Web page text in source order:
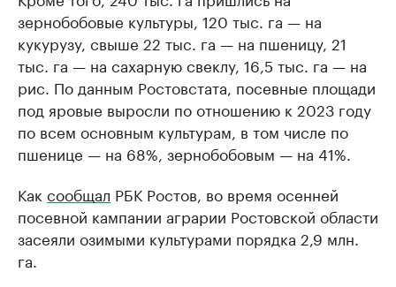
зернобобовые культуры, 120 тыс. га — на
кукурузу, свыше 22 тыс. га — на пшеницу, 21
тыс. га — на сахарную свеклу, 16,5 тыс. га — на
рис. По данным Ростовстата, посевные площади
под яровые выросли по отношению к 2023 году
по всем основным культурам, в том числе по
пшенице — на 68%, зернобобовым — на 41%.
Как сообщал РБК Ростов, во время осенней
посевной кампании аграрии Ростовской области
засеяли озимыми культурами порядка 2,9 млн.
га.